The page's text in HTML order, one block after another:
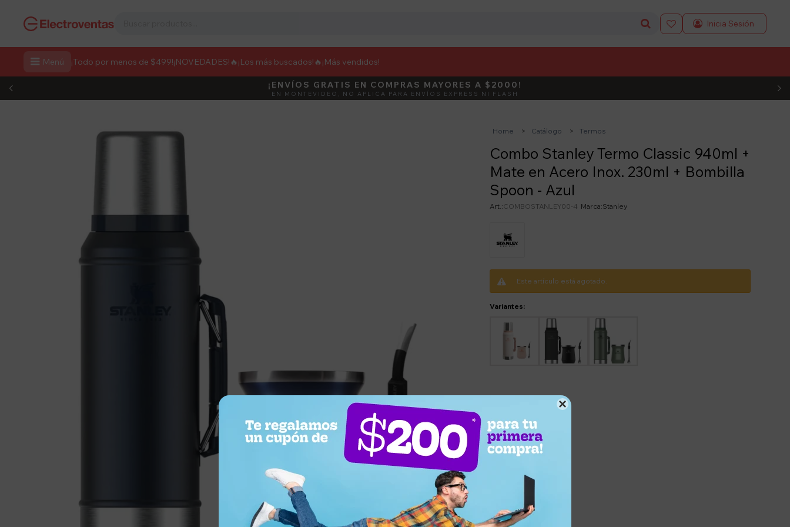

 Menú ¡Todo por menos de $499!¡NOVEDADES! 🔥¡Los más buscados!🔥 ¡Más vendidos!

DEBUT ACTIVÁ EL CÓDIGO
¡ENVÍOS GRATIS EN COMPRAS MAYORES A $2000!
EN MONTEVIDEO, NO APLICA PARA ENVÍOS EXPRESS NI FLASH
Home Catálogo Termos
Combo Stanley Termo Classic 940ml +
Mate en Acero Inox. 230ml + Bombilla
Spoon - Azul
COMBOSTANLEY00-4 Stanley
Este artículo está agotado.
Variantes: